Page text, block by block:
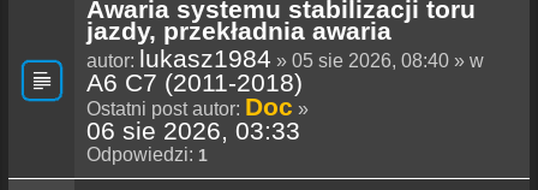
Awaria systemu stabilizacji toru
jazdy, przekładnia awaria
autor: lukasz1984 » 05 sie 2026, 08:40 » w
A6 C7 (2011-2018)
Ostatni post autor: Doc »
06 sie 2026, 03:33
Odpowiedzi: 1